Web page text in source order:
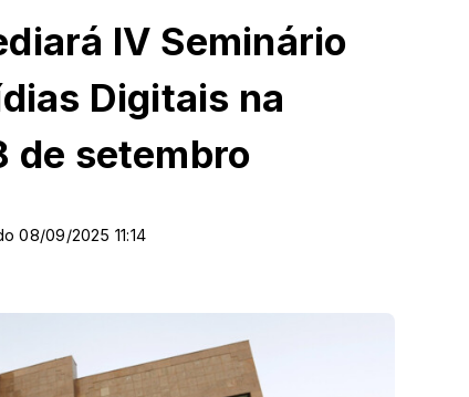
IV Seminário
Digitais na
de setembro
08/09/2025 11:14